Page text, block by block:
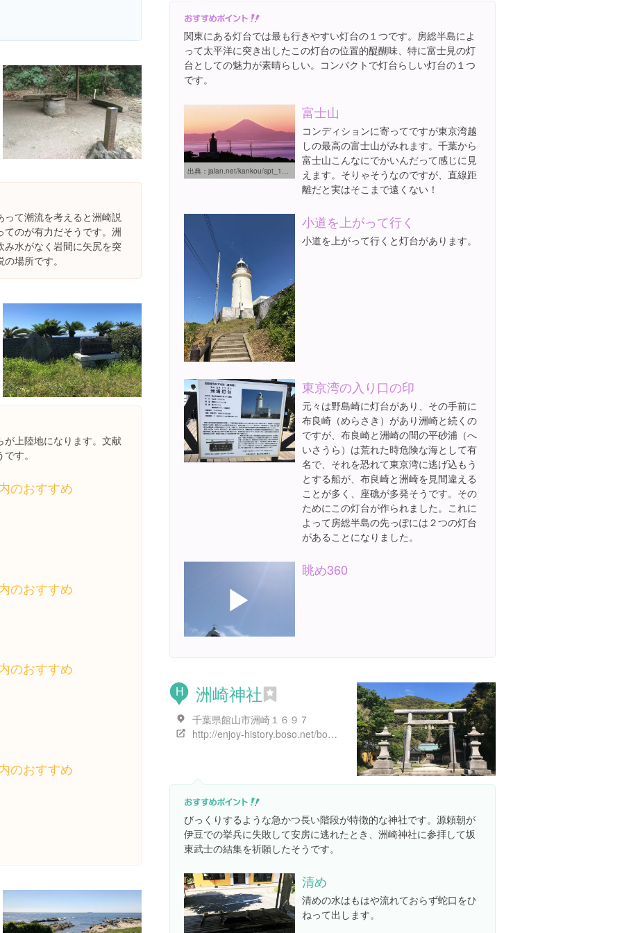
関東にある灯台では最も行きやすい灯台の１つです。房総半島によ
って太平洋に突き出したこの灯台の位置的醍醐味、特に富士見の灯
台としての魅力が素晴らしい。コンパクトで灯台らしい灯台の１つ
です。
出典： jalan.net/kankou/spt_12205ae2190023045
富士山
コンディションに寄ってですが東京湾越
しの最高の富士山がみれます。千葉から
富士山こんなにでかいんだって感じに見
えます。そりゃそうなのですが、直線距
離だと実はそこまで遠くない！
小道を上がって行く
小道を上がって行くと灯台があります。
東京湾の入り口の印
元々は野島崎に灯台があり、その手前に
布良崎（めらさき）があり洲崎と続くの
ですが、布良崎と洲崎の間の平砂浦（へ
いさうら）は荒れた時危険な海として有
名で、それを恐れて東京湾に逃げ込もう
とする船が、布良崎と洲崎を見間違える
ことが多く、座礁が多発そうです。その
ためにこの灯台が作られました。これに
よって房総半島の先っぽには２つの灯台
があることになりました。
▶
眺め360
て潮流を考えると洲崎説
のが有力だそうです。洲
水がなく岩間に矢尻を突
場所です。
上陸地になります。文献
す。
のおすすめ
のおすすめ
のおすすめ
のおすすめ
H 洲崎神社
千葉県館山市洲崎１６９７
http://enjoy-history.boso.net/book.php?strID_Book=0601&strID_Page=001&strID_Section=17
びっくりするような急かつ長い階段が特徴的な神社です。源頼朝が
伊豆での挙兵に失敗して安房に逃れたとき、洲崎神社に参拝して坂
東武士の結集を祈願したそうです。
清め
清めの水はもはや流れておらず蛇口をひ
ねって出します。